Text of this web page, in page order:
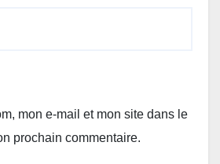
mon e-mail et mon site dans le
prochain commentaire.